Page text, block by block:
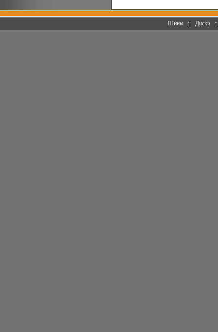
Шины :: Диски